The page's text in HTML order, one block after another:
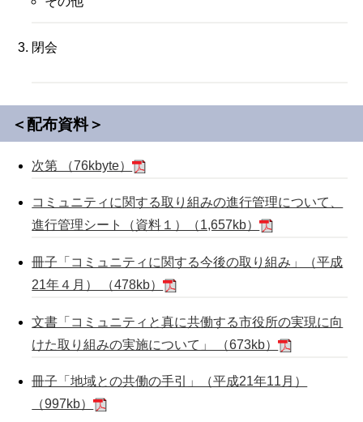
閉会
＜配布資料＞
次第 （76kbyte）
コミュニティに関する取り組みの進行管理について、
進行管理シート（資料１）（1,657kb）
冊子「コミュニティに関する今後の取り組み」（平成
21年４月） （478kb）
文書「コミュニティと真に共働する市役所の実現に向
けた取り組みの実施について」 （673kb）
冊子「地域との共働の手引」（平成21年11月）
（997kb）